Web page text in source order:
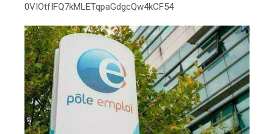
0VIOtfIFQ7kMLETqpaGdgcQw4kCF54